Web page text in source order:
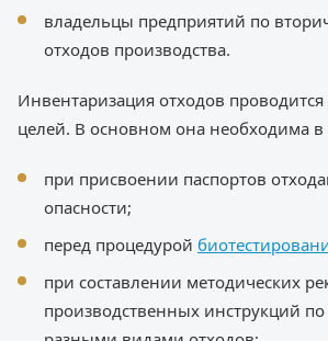
владельцы предприятий по
отходов производства.
Инвентаризация отходов
целей. В основном она необходима в
при присвоении паспортов
опасности;
перед процедурой
при составлении методических
производственных инструкций